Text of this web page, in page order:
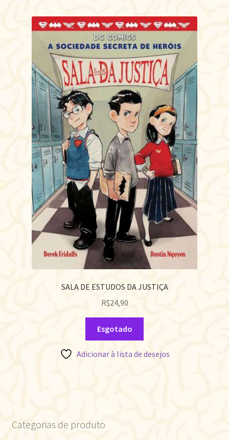
SALA DE ESTUDOS DA JUSTIÇA
R$24,90
Esgotado
Adicionar à lista de desejos
Categorias de produto